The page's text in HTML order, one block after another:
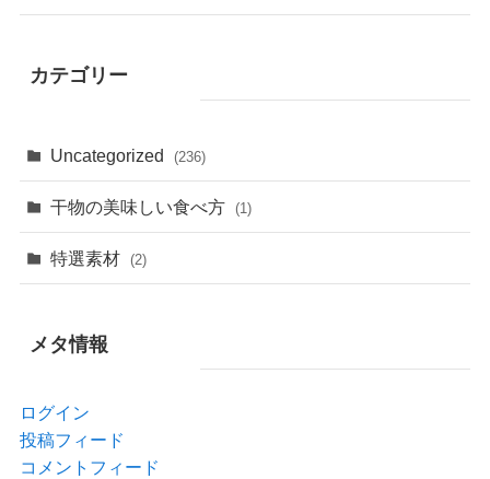
カテゴリー
Uncategorized (236)
干物の美味しい食べ方 (1)
特選素材 (2)
メタ情報
ログイン
投稿フィード
コメントフィード